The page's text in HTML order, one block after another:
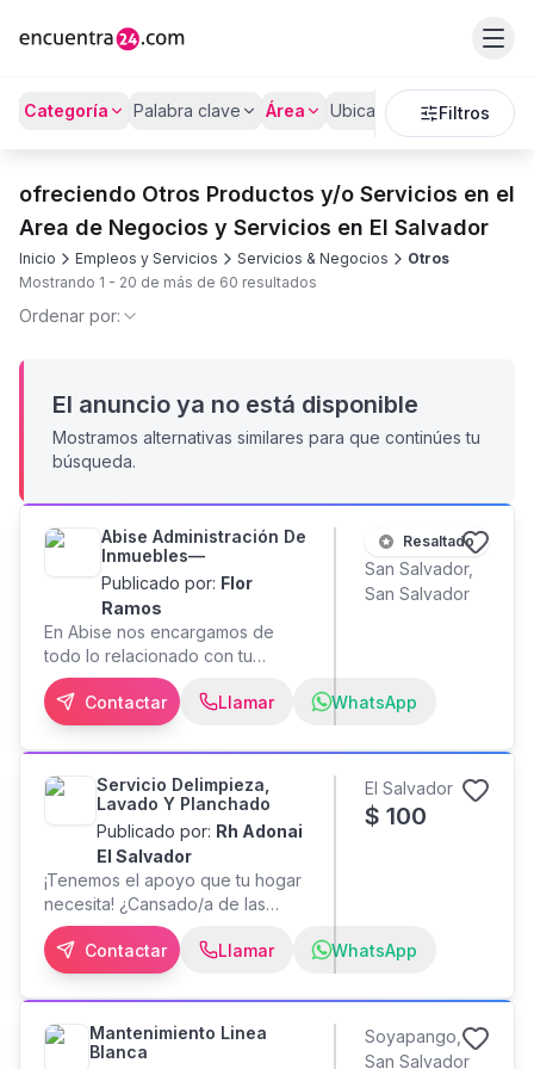
Categoría Palabra clave Área Ubicación Filtros
ofreciendo Otros Productos y/o Servicios en el
Area de Negocios y Servicios en El Salvador
Inicio Empleos y Servicios Servicios & Negocios
Otros
Mostrando 1 - 20 de más de 60 resultados
Ordenar por:
El anuncio ya no está disponible
Mostramos alternativas similares para que continúes tu
búsqueda.
Abise Administración De
Inmuebles—
Publicado por: Flor
Ramos
En Abise nos encargamos de
todo lo relacionado con tu
propiedad: venta, alquiler y
administración de inmuebles.
Contamos con un equipo de
profesionales que te brinda
asesoría en cada paso, para que
vendas, alquiles o administres con
total confianza y respaldo. Venta
de inmuebles Alquiler de
propiedades Administración
profesional Asesoría
personalizada Contáctanos hoy y
deja tu propiedad en las mejores
manos. VARIANTE 1 — Más directa
propiedad? Nosotros nos
encargamos. Descripción: En
Contactar Llamar WhatsApp
Resaltado
San Salvador,
San Salvador
Servicio Delimpieza,
Lavado Y Planchado
Publicado por: Rh Adonai
El Salvador
¡Tenemos el apoyo que tu hogar
necesita! ¿Cansado/a de las
tareas del hogar? Te ofrecemos
servicio de limpieza y lavado con
planchado, directo hasta tu
domicilio. ¡Tú eliges los días y
horarios! - Limpieza 1, 2 o 3 veces
por semana - Lavado y planchado
Contactar Llamar WhatsApp
El Salvador
$ 100
Mantenimiento Linea
Blanca
Soyapango,
San Salvador